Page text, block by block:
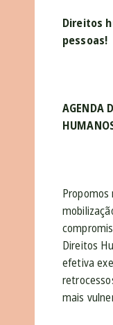
Direitos
pessoas!
AGENDA
Direitos
efetiva
mais